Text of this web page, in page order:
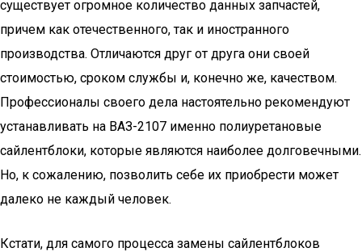
существует огромное количество данных запчастей,
причем как отечественного, так и иностранного
производства. Отличаются друг от друга они своей
стоимостью, сроком службы и, конечно же, качеством.
Профессионалы своего дела настоятельно рекомендуют
устанавливать на ВАЗ-2107 именно полиуретановые
сайлентблоки, которые являются наиболее долговечными.
Но, к сожалению, позволить себе их приобрести может
далеко не каждый человек.
Кстати, для самого процесса замены сайлентблоков